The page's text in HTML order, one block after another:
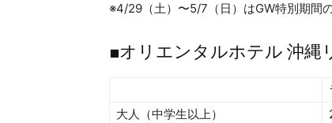
※4/29（土）〜5/7（日）はGW特別期間
■オリエンタルホテル 沖縄
大人（中学生以上）